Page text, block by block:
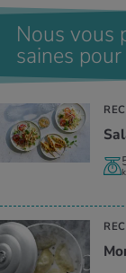
Nous vous
saines